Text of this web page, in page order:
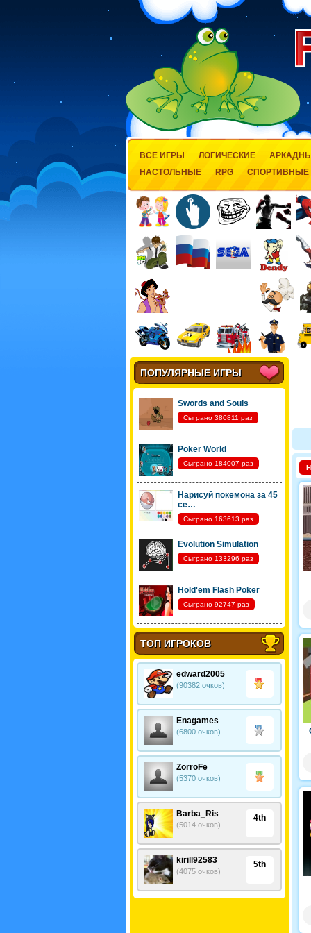
ВСЕ ИГРЫ ЛОГИЧЕСКИЕ
НАСТОЛЬНЫЕ
RPG СПОРТИВНЫЕ
ПОПУЛЯРНЫЕ ИГРЫ
Swords and Souls
Сыграно 380811 раз
Poker World
Сыграно 184007 раз
Нарисуй покемона за 45
се…
Сыграно 163613 раз
Evolution Simulation
Сыграно 133296 раз
Hold'em Flash Poker
Сыграно 92747 раз
ТОП ИГРОКОВ
edward2005
(90382 очков)
Enagames
(6800 очков)
ZorroFe
(5370 очков)
4th
Barba_Ris
(5014 очков)
5th
kirill92583
(4075 очков)